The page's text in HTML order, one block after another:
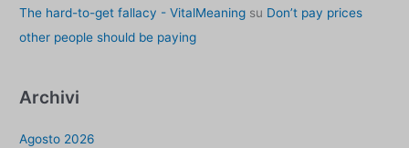
The hard-to-get fallacy - VitalMeaning su Don’t pay prices
other people should be paying
Archivi
Agosto 2026